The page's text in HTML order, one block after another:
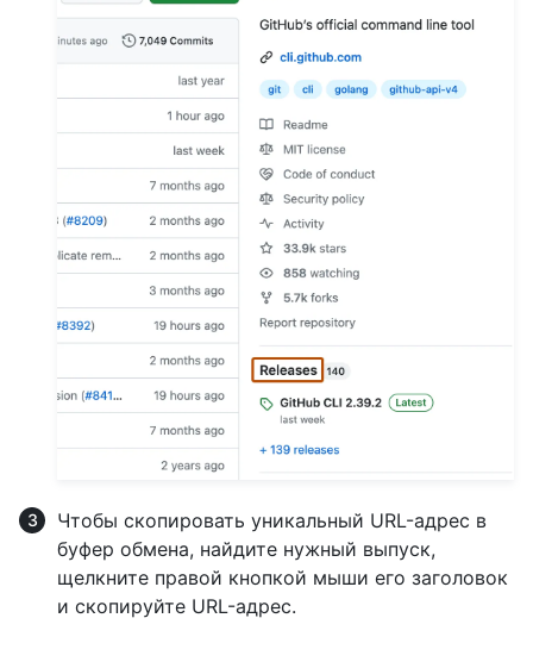
Чтобы скопировать уникальный URL-адрес в
буфер обмена, найдите нужный выпуск,
щелкните правой кнопкой мыши его заголовок
и скопируйте URL-адрес.